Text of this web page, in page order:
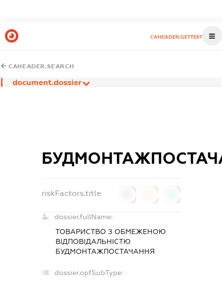
CAHEADER.GETTEST
CAHEADER.SEARCH
document.dossier
riskFactors.title
dossier.fullName:
ТОВАРИСТВО З ОБМЕЖЕНОЮ
ВІДПОВІДАЛЬНІСТЮ
БУДМОНТАЖПОСТАЧАННЯ
dossier.opfSubType: